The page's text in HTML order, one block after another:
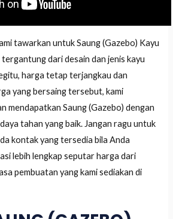
tawarkan untuk Saung (Gazebo) Kayu
tergantung dari desain dan jenis kayu
harga tetap terjangkau dan
yang bersaing tersebut, kami
mendapatkan Saung (Gazebo) dengan
tahan yang baik. Jangan ragu untuk
kontak yang tersedia bila Anda
lebih lengkap seputar harga dari
pembuatan yang kami sediakan di